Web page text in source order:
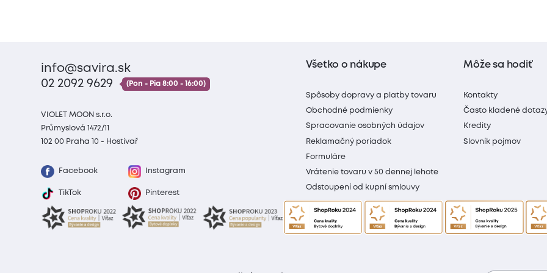
info@savira.sk
02 2092 9629
(Pon - Pia 8:00 - 16:00)
VIOLET MOON s.r.o.
Průmyslová 1472/11
102 00 Praha 10 - Hostivař
Facebook Instagram
TikTok Pinterest
Všetko o nákupe
Spôsoby dopravy a platby tovaru
Obchodné podmienky
Spracovanie osobných údajov
Reklamačný poriadok
Formuláre
Vrátenie tovaru v 50 dennej lehote
Odstoupení od kupní smlouvy
Môže sa hodiť
Kontakty
Často kladené
Kredity
Slovník pojmov